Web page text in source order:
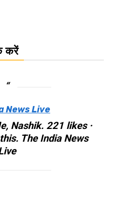
करें
News Live
Nashik. 221 likes ·
The India News